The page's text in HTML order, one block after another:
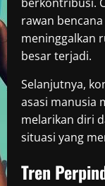
rawan
meninggalkan
besar terjadi.
Selanjutnya,
asasi manusia
melarikan diri
situasi yang
Tren